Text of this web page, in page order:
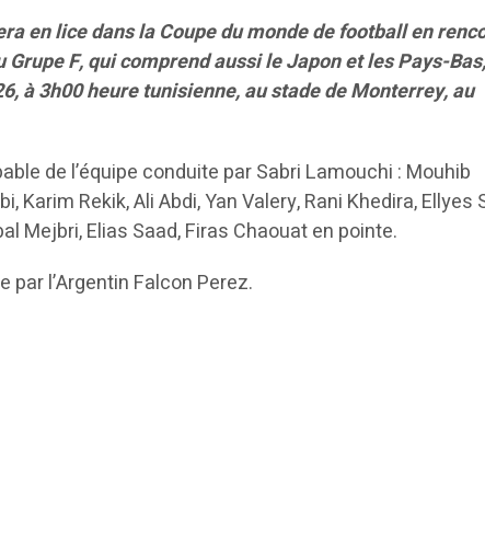
en lice dans la Coupe du monde de football en
Grupe F, qui comprend aussi le Japon et les Pays-Bas,
à 3h00 heure tunisienne, au stade de Monterrey, au
de l’équipe conduite par Sabri Lamouchi : Mouhib
Karim Rekik, Ali Abdi, Yan Valery, Rani Khedira, Ellyes
Mejbri, Elias Saad, Firas Chaouat en pointe.
l’Argentin Falcon Perez.